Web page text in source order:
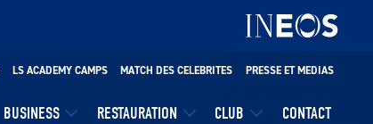
BUSINESS RESTAURATION CLUB CONTACT
LS ACADEMY CAMPS MATCH DES CELEBRITES PRESSE ET MEDIAS